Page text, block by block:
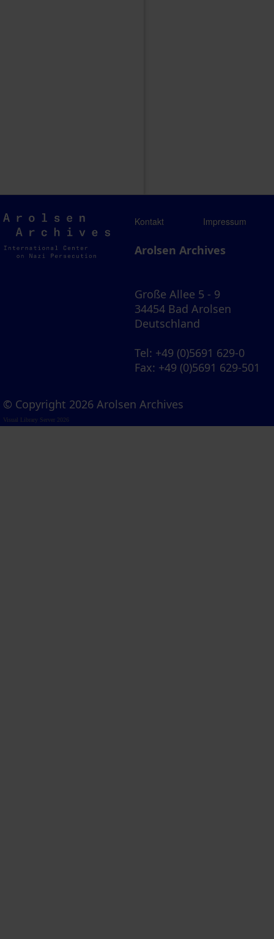
Arolsen
Archives
Kontakt Impressum
Arolsen Archives
Große Allee 5 - 9
34454 Bad Arolsen
Deutschland
Tel: +49 (0)5691 629-0
Fax: +49 (0)5691 629-501
© Copyright 2026 Arolsen Archives
Visual Library Server 2026